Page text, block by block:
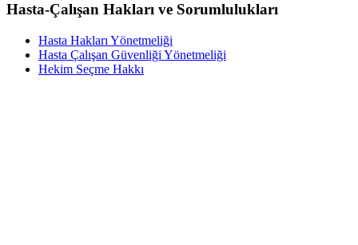
Hasta-Çalışan Hakları ve Sorumlulukları
Hasta Hakları Yönetmeliği
Hasta Çalışan Güvenliği Yönetmeliği
Hekim Seçme Hakkı